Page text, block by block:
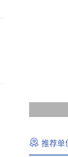
推荐单